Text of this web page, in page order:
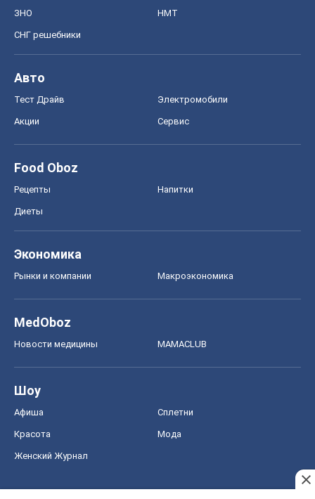
ЗНО НМТ
СНГ решебники
Авто
Тест Драйв Электромобили
Акции Сервис
Food Oboz
Рецепты Напитки
Диеты
Экономика
Рынки и компании Mакроэкономика
MedOboz
Новости медицины MAMACLUB
Шоу
Афиша Сплетни
Красота Мода
Женский Журнал